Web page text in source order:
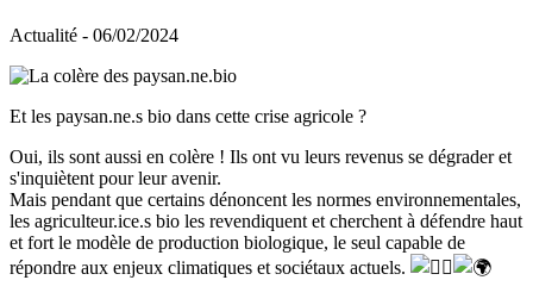
Actualité - 06/02/2024
Et les paysan.ne.s bio dans cette crise agricole ?
Oui, ils sont aussi en colère ! Ils ont vu leurs revenus se dégrader et
s'inquiètent pour leur avenir.
Mais pendant que certains dénoncent les normes environnementales,
les agriculteur.ice.s bio les revendiquent et cherchent à défendre haut
et fort le modèle de production biologique, le seul capable de
répondre aux enjeux climatiques et sociétaux actuels.